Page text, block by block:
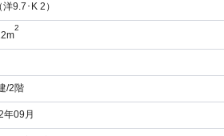
9.7･K 2）
2
/2階
年09月